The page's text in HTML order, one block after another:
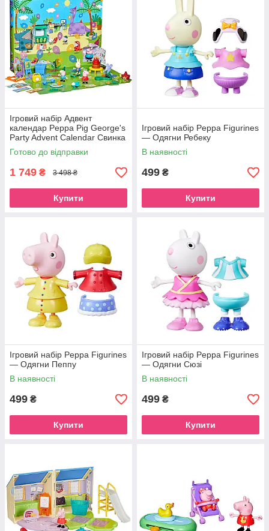
Ігровий набір Адвент
календар Peppa Pig George's
Party Advent Calendar Свинка
Пеппа День Народження
Джорджа
Готово до відправки
1 749 ₴ 3 498 ₴
Купити
Ігровий набір Peppa Figurines
— Одягни Ребеку
В наявності
499 ₴
Купити
Ігровий набір Peppa Figurines
— Одягни Пеппу
В наявності
499 ₴
Купити
Ігровий набір Peppa Figurines
— Одягни Сюзі
В наявності
499 ₴
Купити